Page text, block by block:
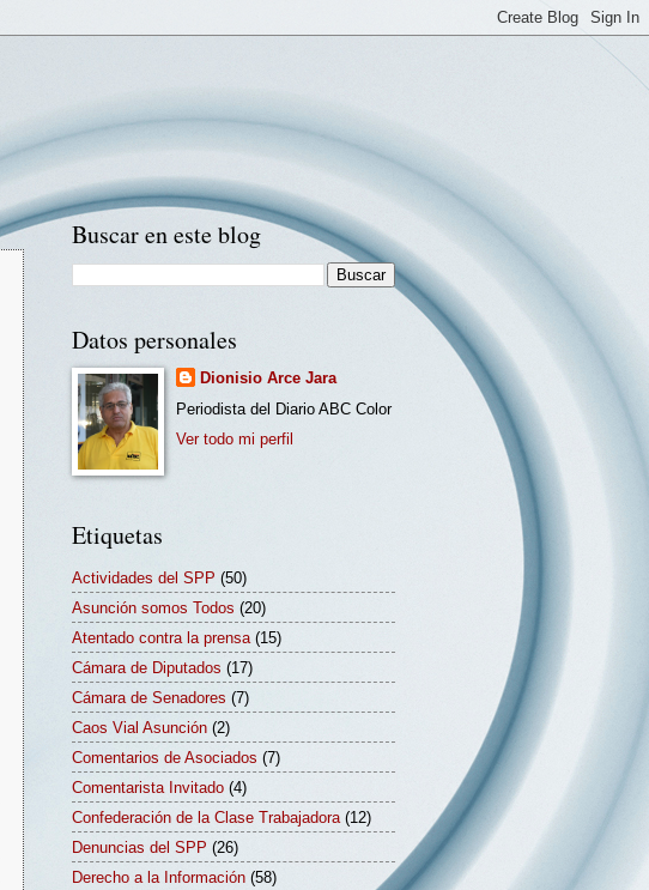
Buscar en este blog
Datos personales
Dionisio Arce Jara
Periodista del Diario ABC Color
Ver todo mi perfil
Etiquetas
Actividades del SPP (50)
Asunción somos Todos (20)
Atentado contra la prensa (15)
Cámara de Diputados (17)
Cámara de Senadores (7)
Caos Vial Asunción (2)
Comentarios de Asociados (7)
Comentarista Invitado (4)
Confederación de la Clase Trabajadora (12)
Denuncias del SPP (26)
Derecho a la Información (58)